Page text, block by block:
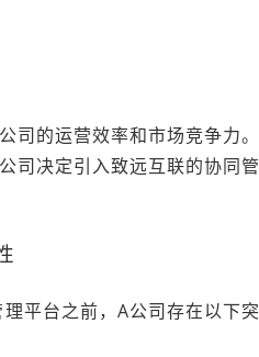
司的运营效率和市场竞争力
司决定引入致远互联的协同
平台之前，A公司存在以下